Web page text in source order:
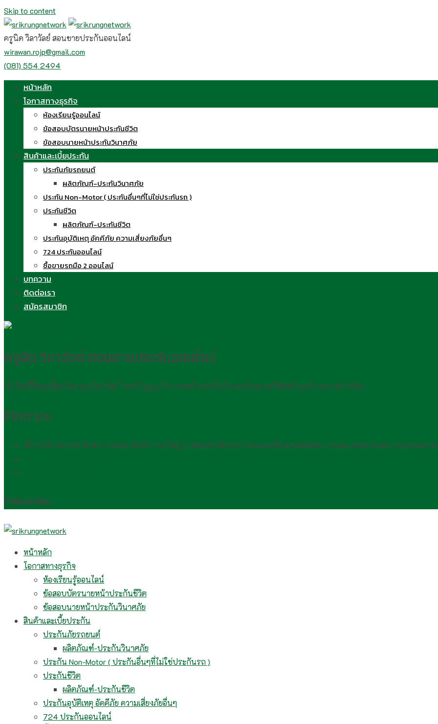
Skip to content
ครูนิด วิลาวัลย์ สอนขายประกันออนไลน์
wirawan.rojp@gmail.com
(081) 554 2494
หน้าหลัก
โอกาสทางธุรกิจ
ห้องเรียนรู้ออนไลน์
ข้อสอบบัตรนายหน้าประกันชีวิต
ข้อสอบนายหน้าประกันวินาศภัย
สินค้าและเบี้ยประกัน
ประกันภัยรถยนต์
ผลิตภัณฑ์-ประกันวินาศภัย
ประกัน Non-Motor ( ประกันอื่นๆที่ไม่ใช่ประกันรถ )
ประกันชีวิต
ผลิตภัณฑ์-ประกันชีวิต
ประกันอุบัติเหตุ อัคคีภัย ความเสี่ยงภัยอื่นๆ
724 ประกันออนไลน์
ซื้อขายรถมือ 2 ออนไลน์
บทความ
ติดต่อเรา
สมัครสมาชิก
ครูนิด วิลาวัลย์ สอนขายประกันออนไลน์
เว็บไซต์นี้ขับเคลื่อนโดย คุณวิลาวัลย์ โรจน์ปัญญากิจ นายหน้าประกันวินาศภัย ของบริษัทศรีกรุงโบรคเกอร์ จำกัด
Find Us
ศรีกรุงโบรคเกอร์ สาขาบางบอน (สำนักงานใหญ่) 2 ซอยเอกชัย 83/1 ถนนเอกชัย แขวงคลองบางบอน เขตบางบอน กรุงเทพมหาน
Follow Me
หน้าหลัก
โอกาสทางธุรกิจ
ห้องเรียนรู้ออนไลน์
ข้อสอบบัตรนายหน้าประกันชีวิต
ข้อสอบนายหน้าประกันวินาศภัย
สินค้าและเบี้ยประกัน
ประกันภัยรถยนต์
ผลิตภัณฑ์-ประกันวินาศภัย
ประกัน Non-Motor ( ประกันอื่นๆที่ไม่ใช่ประกันรถ )
ประกันชีวิต
ผลิตภัณฑ์-ประกันชีวิต
ประกันอุบัติเหตุ อัคคีภัย ความเสี่ยงภัยอื่นๆ
724 ประกันออนไลน์